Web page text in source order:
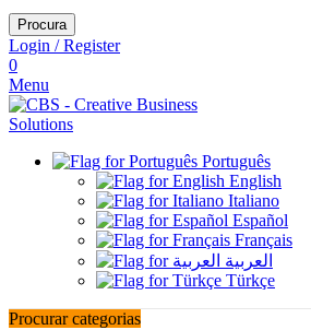
Procura
Login / Register
0
Menu
Português
English
Italiano
Español
Français
العربية
Türkçe
Procurar categorias